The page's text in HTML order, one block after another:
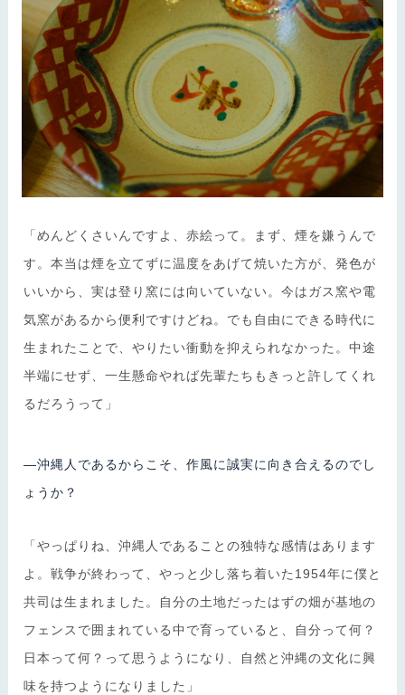
「めんどくさいんですよ、赤絵って。まず、煙を嫌うんで
す。本当は煙を立てずに温度をあげて焼いた方が、発色が
いいから、実は登り窯には向いていない。今はガス窯や電
気窯があるから便利ですけどね。でも自由にできる時代に
生まれたことで、やりたい衝動を抑えられなかった。中途
半端にせず、一生懸命やれば先輩たちもきっと許してくれ
るだろうって」
―沖縄人であるからこそ、作風に誠実に向き合えるのでし
ょうか？
「やっぱりね、沖縄人であることの独特な感情はあります
よ。戦争が終わって、やっと少し落ち着いた1954年に僕と
共司は生まれました。自分の土地だったはずの畑が基地の
フェンスで囲まれている中で育っていると、自分って何？
日本って何？って思うようになり、自然と沖縄の文化に興
味を持つようになりました」